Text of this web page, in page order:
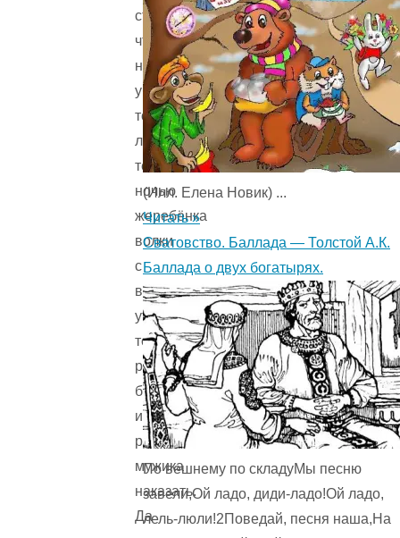
столько,
что
не
уберёшь,
то
ли
тёмной
ночью
жеребёнка
волки
с
выпасов
утащили,
только
разгневался
барин
и
решил
мужика
наказать.
Да
(Илл. Елена Новик) ...
Читать »
Сватовство. Баллада — Толстой А.К.
Баллада о двух богатырях.
По вешнему по складуМы песню
завели,Ой ладо, диди-ладо!Ой ладо,
лель-люли!2Поведай, песня наша,На